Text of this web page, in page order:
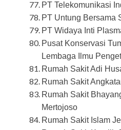
PT Telekomunikasi
PT Untung Bersama
PT Widaya Inti
Pusat Konservasi
Lembaga Ilmu
Rumah Sakit Adi
Rumah Sakit
Rumah Sakit
Mertojoso
Rumah Sakit Islam